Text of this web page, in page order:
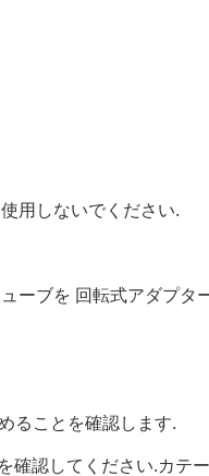
用しないでください.
ーブを 回転式アダプタ
ることを確認します.
認してください.カテ